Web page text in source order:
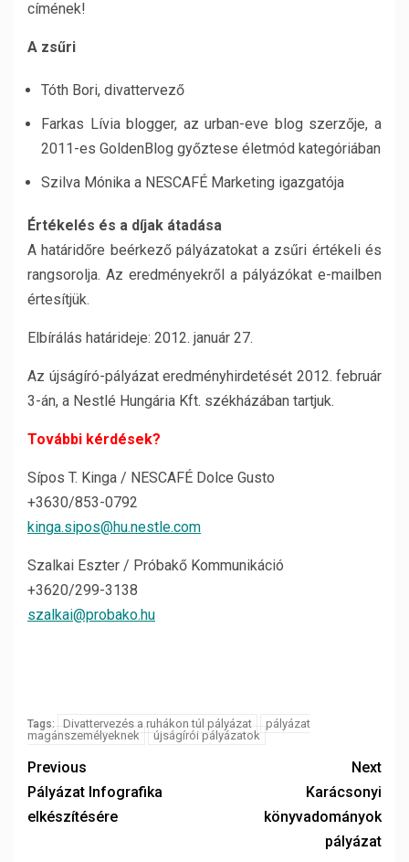
címének!
A zsűri
Tóth Bori, divattervező
Farkas Lívia blogger, az urban-eve blog szerzője, a
2011-es GoldenBlog győztese életmód kategóriában
Szilva Mónika a NESCAFÉ Marketing igazgatója
Értékelés és a díjak átadása
A határidőre beérkező pályázatokat a zsűri értékeli és
rangsorolja. Az eredményekről a pályázókat e-mailben
értesítjük.
Elbírálás határideje: 2012. január 27.
Az újságíró-pályázat eredményhirdetését 2012. február
3-án, a Nestlé Hungária Kft. székházában tartjuk.
További kérdések?
Sípos T. Kinga / NESCAFÉ Dolce Gusto
+3630/853-0792
kinga.sipos@hu.nestle.com
Szalkai Eszter / Próbakő Kommunikáció
+3620/299-3138
szalkai@probako.hu
Tags: Divattervezés a ruhákon túl pályázat
pályázat
magánszemélyeknek
újságírói pályázatok
Previous
Pályázat Infografika
elkészítésére
Next
Karácsonyi
könyvadományok
pályázat